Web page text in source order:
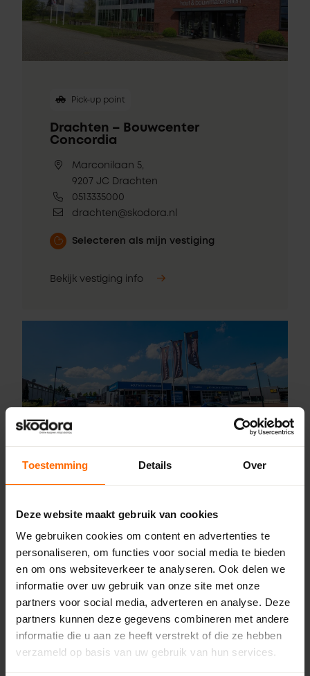
Toestemming Details Over
Deze website maakt gebruik van cookies
We gebruiken cookies om content en advertenties te
personaliseren, om functies voor social media te bieden
en om ons websiteverkeer te analyseren. Ook delen we
informatie over uw gebruik van onze site met onze
partners voor social media, adverteren en analyse. Deze
partners kunnen deze gegevens combineren met andere
informatie die u aan ze heeft verstrekt of die ze hebben
verzameld op basis van uw gebruik van hun services.
Pick-up point
Drachten – Bouwcenter
Concordia
Marconilaan 5,
9207 JC Drachten
0513335000
drachten@skodora.nl
Selecteren als mijn vestiging
Bekijk vestiging info
Pick-up point
9301 NT Roden
0513335000
roden@skodora.nl
Selecteren als mijn vestiging
Bekijk vestiging info